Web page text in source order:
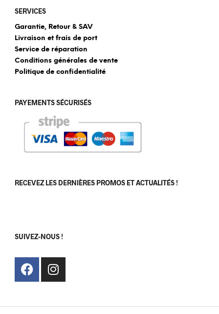
SERVICES
Garantie, Retour & SAV
Livraison et frais de port
Service de réparation
Conditions générales de vente
Politique de confidentialité
PAYEMENTS SÉCURISÉS
RECEVEZ LES DERNIÈRES PROMOS ET ACTUALITÉS !
SUIVEZ-NOUS !